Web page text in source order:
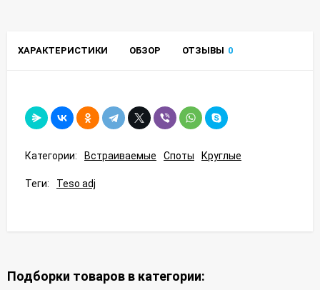
ХАРАКТЕРИСТИКИ ОБЗОР ОТЗЫВЫ 0
Категории: Встраиваемые Споты Круглые
Теги: Teso adj
Подборки товаров в категории: